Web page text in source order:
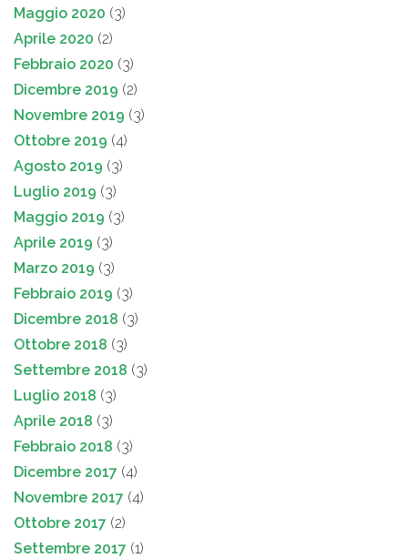
Maggio 2020 (3)
Aprile 2020 (2)
Febbraio 2020 (3)
Dicembre 2019 (2)
Novembre 2019 (3)
Ottobre 2019 (4)
Agosto 2019 (3)
Luglio 2019 (3)
Maggio 2019 (3)
Aprile 2019 (3)
Marzo 2019 (3)
Febbraio 2019 (3)
Dicembre 2018 (3)
Ottobre 2018 (3)
Settembre 2018 (3)
Luglio 2018 (3)
Aprile 2018 (3)
Febbraio 2018 (3)
Dicembre 2017 (4)
Novembre 2017 (4)
Ottobre 2017 (2)
Settembre 2017 (1)